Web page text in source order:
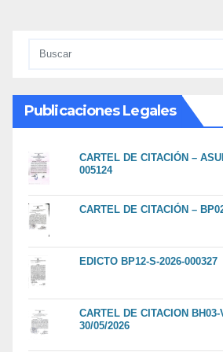
Publicaciones Legales
CARTEL DE CITACIÓN –
005124
CARTEL DE CITACIÓN –
EDICTO BP12-S-2026-000327
CARTEL DE CITACION BH03-
30/05/2026